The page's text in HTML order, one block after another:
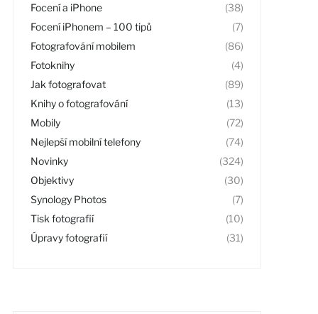
Focení a iPhone
(38)
Focení iPhonem – 100 tipů
(7)
Fotografování mobilem
(86)
Fotoknihy
(4)
Jak fotografovat
(89)
Knihy o fotografování
(13)
Mobily
(72)
Nejlepší mobilní telefony
(74)
Novinky
(324)
Objektivy
(30)
Synology Photos
(7)
Tisk fotografií
(10)
Úpravy fotografií
(31)